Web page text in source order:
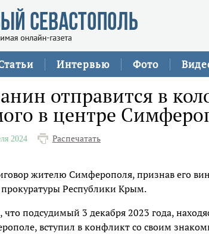
Интервью Фото
отправится в
в центре
2024 Распечатать
жителю Симферополя, признав его
прокуратуры Республики Крым.
что подсудимый 3 декабря 2023 года,
вступил в конфликт со своим